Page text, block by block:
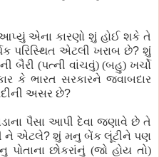
એના કારણો શું હોઈ શકે તે
પરિસ્થિત એટલી ખરાબ છે?શું
બૈરી (પત્ની વાંચવું) (બહુ) ખર્ચો
કે ભારત સરકારને જવાબદાર
અસર છે?
પૈસા આપી દેવા જણાવે છે તે
ને એટલે?શું મનુ બેંક લૂંટીને પણ
પોતાના છોકરાંનું (જો હોય તો)